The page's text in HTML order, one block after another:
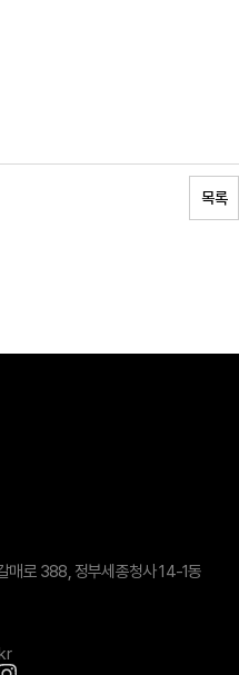
목록
매로 388, 정부세종청사 14-1동